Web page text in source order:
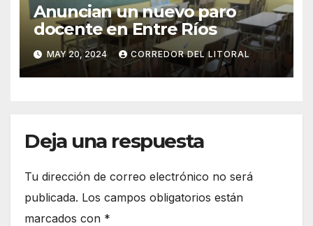
Anuncian un nuevo paro
docente en Entre Ríos
MAY 20, 2024 CORREDOR DEL LITORAL
Deja una respuesta
Tu dirección de correo electrónico no será
publicada. Los campos obligatorios están
marcados con *